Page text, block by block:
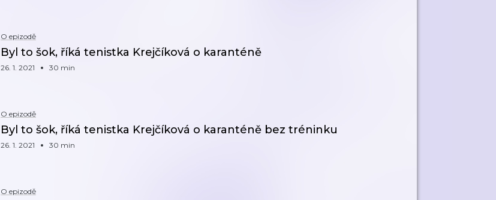
O epizodě
Byl to šok, říká tenistka Krejčíková o karanténě
26. 1. 2021 30 min
O epizodě
Byl to šok, říká tenistka Krejčíková o karanténě bez tréninku
26. 1. 2021 30 min
O epizodě